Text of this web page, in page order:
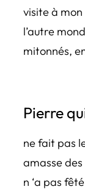
visite à
l’autre
mitonnés,
Pierre
ne fait pas
amasse
n ‘a pas